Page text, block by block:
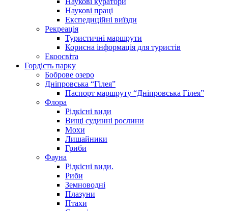
Наукові праці
Експедиційні виїзди
Рекреація
Туристичні маршрути
Корисна інформація для туристів
Екоосвіта
Гордість парку
Боброве озеро
Дніпровська “Гілея”
Паспорт маршруту “Дніпровська Гілея”
Флора
Рідкісні види
Вищі судинні рослини
Мохи
Лишайники
Гриби
Фауна
Рідкісні види.
Риби
Земноводні
Плазуни
Птахи